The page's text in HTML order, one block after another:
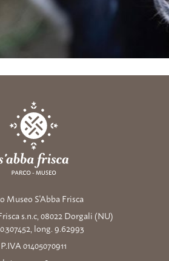
Museo S'Abba Frisca
s.n.c, 08022 Dorgali (NU)
long. 9.62993
P.IVA 01405070911